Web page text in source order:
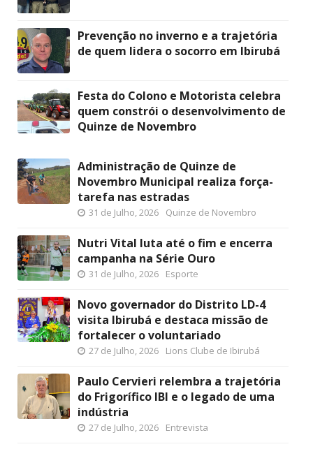
Prevenção no inverno e a trajetória
de quem lidera o socorro em Ibirubá
Festa do Colono e Motorista celebra
quem constrói o desenvolvimento de
Quinze de Novembro
Administração de Quinze de
Novembro Municipal realiza força-
tarefa nas estradas
31 de Julho, 2026 Quinze de Novembro
Nutri Vital luta até o fim e encerra
campanha na Série Ouro
31 de Julho, 2026 Esporte
Novo governador do Distrito LD-4
visita Ibirubá e destaca missão de
fortalecer o voluntariado
27 de Julho, 2026 Lions Clube de Ibirubá
Paulo Cervieri relembra a trajetória
do Frigorífico IBI e o legado de uma
indústria
27 de Julho, 2026 Entrevista